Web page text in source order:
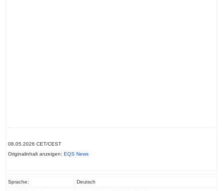
08.05.2026 CET/CEST
Originalinhalt anzeigen: EQS News
Sprache: Deutsch